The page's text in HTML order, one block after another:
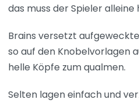
das muss der Spieler alleine
Brains versetzt
so auf den Knobelvorlagen
helle Köpfe zum qualmen.
Selten lagen einfach und